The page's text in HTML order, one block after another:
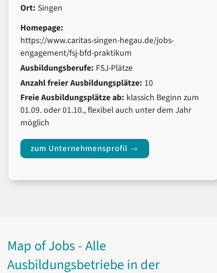
Ort: Singen
Homepage:
https://www.caritas-singen-hegau.de/jobs-
engagement/fsj-bfd-praktikum
Ausbildungsberufe: FSJ-Plätze
Anzahl freier Ausbildungsplätze: 10
Freie Ausbildungsplätze ab: klassich Beginn zum
01.09. oder 01.10., flexibel auch unter dem Jahr
möglich
zum Unternehmensprofil
Map of Jobs - Alle
Ausbildungsbetriebe in der